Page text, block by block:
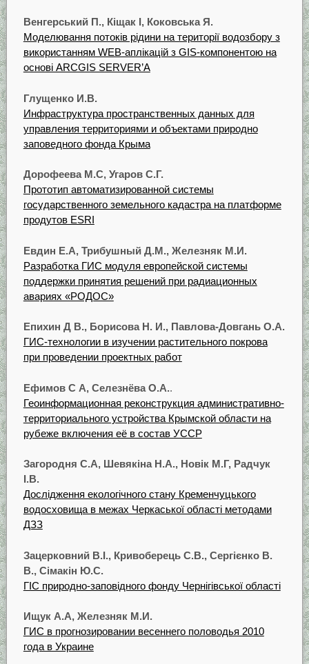
Венгерський П., Кіщак I, Коковська Я.
Моделювання потоків рідини на території водозбору з
використанням WEB-аплікацій з GIS-компонентою на
основі ARCGIS SERVER’А
Глущенко И.В.
Инфраструктура пространственных данных для
управления территориями и объектами природно
заповедного фонда Крыма
Дорофеева М.С, Угаров С.Г.
Прототип автоматизированной системы
государственного земельного кадастра на платформе
продутов ESRI
Евдин Е.А, Трибушный Д.М., Железняк М.И.
Разработка ГИС модуля европейской системы
поддержки принятия решений при радиационных
авариях «РОДОС»
Епихин Д В., Борисова Н. И., Павлова-Довгань O.A.
ГИС-технологии в изучении растительного покрова
при проведении проектных работ
Ефимов С А, Селезнёва O.A..
Геоинформационная реконструкция административно-
территориального устройства Крымской области на
рубеже включения её в состав УССР
Загородня C.A, Шевякіна Н.А., Новік М.Г, Радчук
І.В.
Дослідження екологічного стану Кременчуцького
водосховища в межах Черкаської області методами
ДЗЗ
Зацерковний В.І., Кривоберець С.В., Сергієнко В.
В., Сімакін Ю.С.
ГІС природно-заповідного фонду Чернігівської області
Ищук А.А, Железняк М.И.
ГИС в прогнозировании весеннего половодья 2010
года в Украине